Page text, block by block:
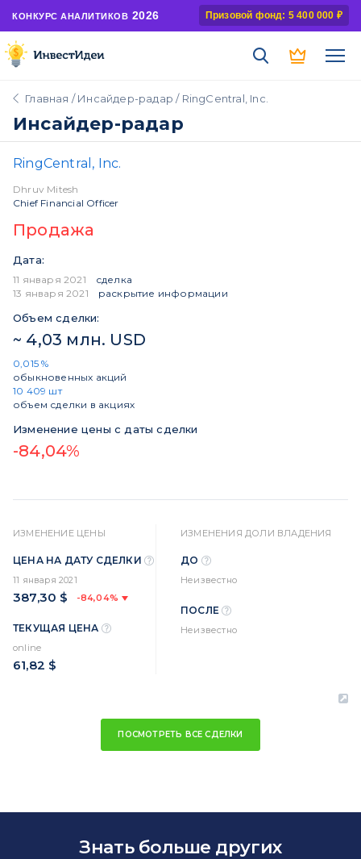
КОНКУРС АНАЛИТИКОВ 2026 Призовой фонд: 5 400 000 ₽
Главная /Инсайдер-радар / RingCentral, Inc.
Инсайдер-радар
RingCentral, Inc.
Dhruv Mitesh
Chief Financial Officer
Продажа
Дата:
11 января 2021
сделка
13 января 2021
раскрытие информации
Объем сделки:
~ 4,03 млн. USD
0,015 %
обыкновенных акций
10 409 шт
объем сделки в акциях
Изменение цены с даты сделки
-84,04%
ИЗМЕНЕНИЕ ЦЕНЫ
ЦЕНА НА ДАТУ СДЕЛКИ
11 января 2021
387,30 $ -84,04%
ТЕКУЩАЯ ЦЕНА
online
61,82 $
ИЗМЕНЕНИЯ ДОЛИ ВЛАДЕНИЯ
ДО
Неизвестно
ПОСЛЕ
Неизвестно
ПОСМОТРЕТЬ ВСЕ СДЕЛКИ
Знать больше других